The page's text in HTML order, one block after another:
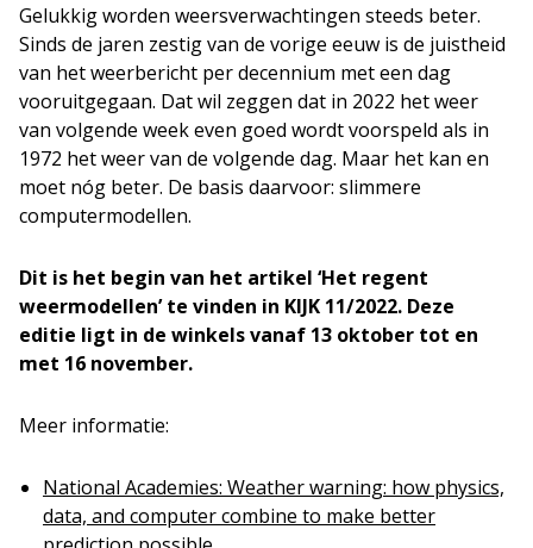
Gelukkig worden weersverwachtingen steeds beter.
Sinds de jaren zestig van de vorige eeuw is de juistheid
van het weerbericht per decennium met een dag
vooruitgegaan. Dat wil zeggen dat in 2022 het weer
van volgende week even goed wordt voorspeld als in
1972 het weer van de volgende dag. Maar het kan en
moet nóg beter. De basis daarvoor: slimmere
computermodellen.
Dit is het begin van het artikel ‘Het regent
weermodellen’ te vinden in KIJK 11/2022. Deze
editie ligt in de winkels vanaf 13 oktober tot en
met 16 november.
Meer informatie:
National Academies: Weather warning: how physics,
data, and computer combine to make better